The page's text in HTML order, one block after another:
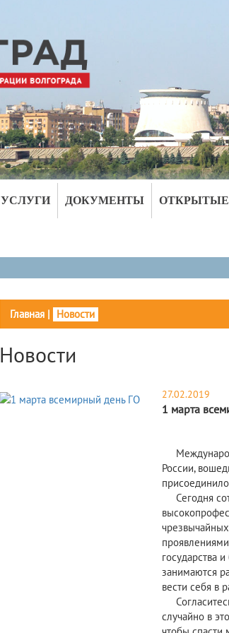
УСЛУГИ ДОКУМЕНТЫ
Главная| Новости
Новости
27.02.2019
1 марта
России,
Сегодня
государства
занимаются
вести себя в
случайно в